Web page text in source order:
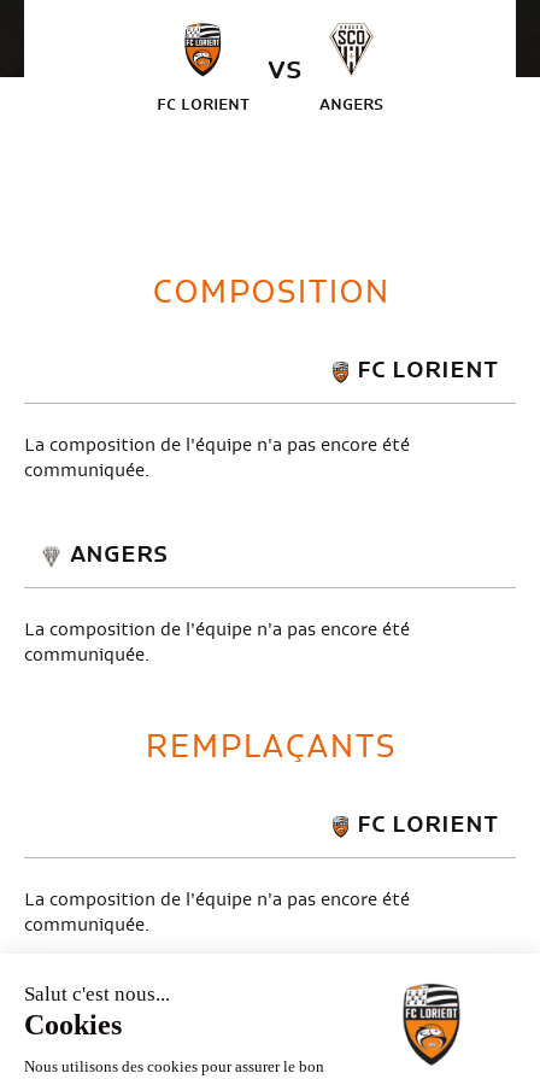
FC LORIENT
VS
ANGERS
COMPOSITION
FC LORIENT
La composition de l'équipe n'a pas encore été
communiquée.
ANGERS
La composition de l'équipe n'a pas encore été
communiquée.
REMPLAÇANTS
FC LORIENT
La composition de l'équipe n'a pas encore été
communiquée.
ANGERS